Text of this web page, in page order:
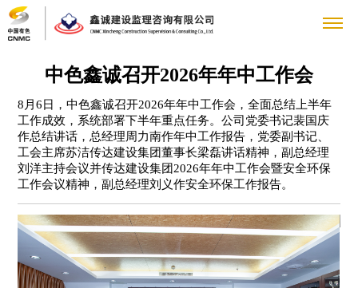
关
于
我
们
董
事
长
致
辞
公
司
简
新
闻
中
心
企
业
新
闻
集
团
要
企
业
荣
誉
社
荣
誉
中
业
绩
展
炼
业
绩
党
群
党
建
企
企
中色鑫诚召开2026年年中工作会
8月6日，中色鑫诚召开2026年年中工作会，全面总结上半年
工作成效，系统部署下半年重点任务。公司党委书记裴国庆
作总结讲话，总经理周力南作年中工作报告，党委副书记、
工会主席苏洁传达建设集团董事长梁磊讲话精神，副总经理
刘洋主持会议并传达建设集团2026年年中工作会暨安全环保
工作会议精神，副总经理刘义作安全环保工作报告。